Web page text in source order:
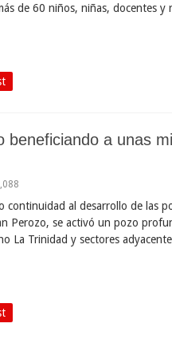
de 60 niños, niñas, docentes y
beneficiando a unas
continuidad al desarrollo de las
Perozo, se activó un pozo
La Trinidad y sectores